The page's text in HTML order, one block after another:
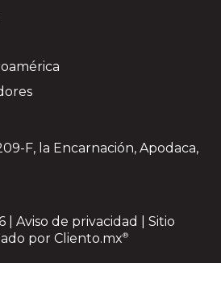
F, la Encarnación, Apodaca,
| Aviso de privacidad
| Sitio
por Cliento.mx®